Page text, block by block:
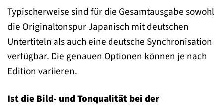
Typischerweise sind für die Gesamtausgabe sowohl
die Originaltonspur Japanisch mit deutschen
Untertiteln als auch eine deutsche Synchronisation
verfügbar. Die genauen Optionen können je nach
Edition variieren.
Ist die Bild- und Tonqualität bei der